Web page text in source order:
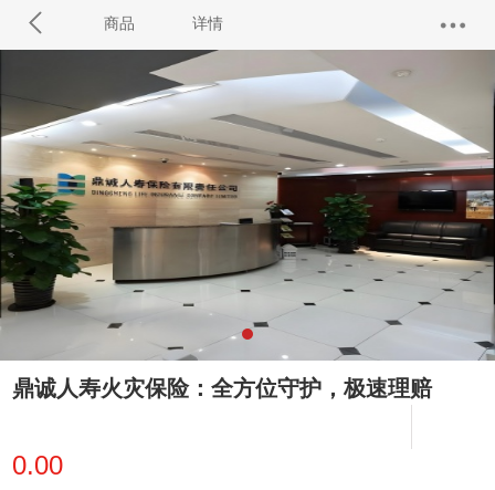
商品 详情
鼎诚人寿火灾保险：全方位守护，极速理赔
0.00